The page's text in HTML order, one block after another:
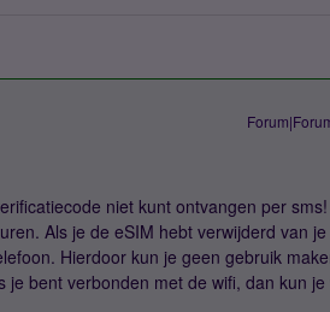
niet kunt ontvangen per
Als je de eSIM hebt verwijderd van
Hierdoor kun je geen gebruik
bent verbonden met de wifi, dan kun je